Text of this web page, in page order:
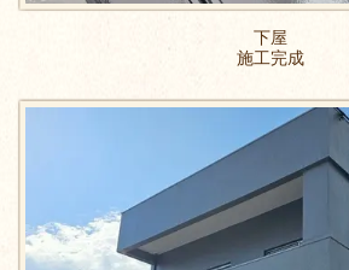
下屋
​施工完成